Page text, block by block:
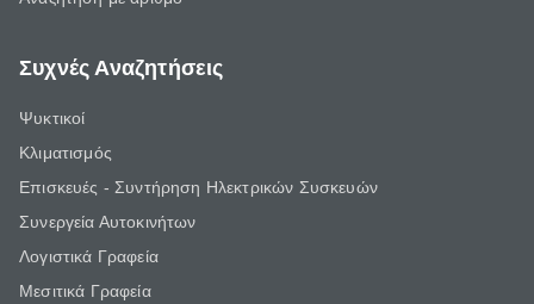
Συχνές Αναζητήσεις
Ψυκτικοί
Κλιματισμός
Επισκευές - Συντήρηση Ηλεκτρικών Συσκευών
Συνεργεία Αυτοκινήτων
Λογιστικά Γραφεία
Μεσιτικά Γραφεία